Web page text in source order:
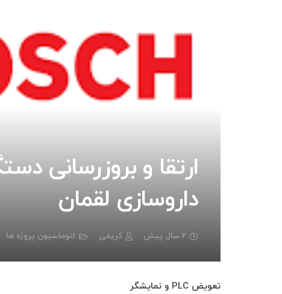
داروسازی لقمان
2 سال پیش کریمی اتوماسیون پروژه ها
تعویض PLC و نمایشگر